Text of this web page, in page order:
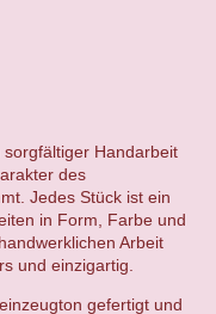
Handarbeit
des
Jedes Stück ist ein
in Form, Farbe und
Arbeit
und einzigartig.
gefertigt und